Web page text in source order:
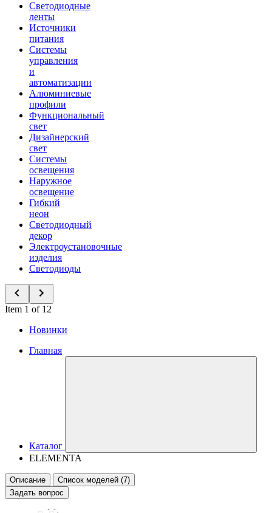
Светодиодные
ленты
Источники
питания
Системы
управления
и
автоматизации
Алюминиевые
профили
Функциональный
свет
Дизайнерский
свет
Системы
освещения
Наружное
освещение
Гибкий
неон
Светодиодный
декор
Электроустановочные
изделия
Светодиоды
Item 1 of 12
Новинки
Главная
Каталог
ELEMENTA
Описание
Список моделей (7)
Задать вопрос